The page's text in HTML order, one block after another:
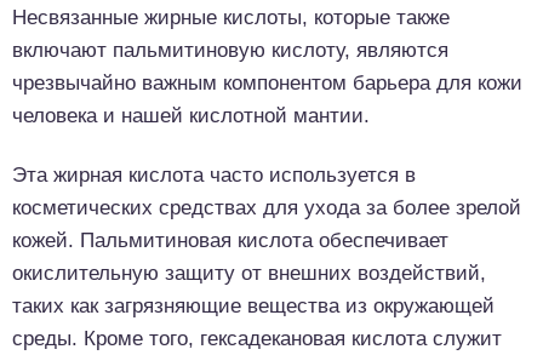
Несвязанные жирные кислоты, которые также
включают пальмитиновую кислоту, являются
чрезвычайно важным компонентом барьера для кожи
человека и нашей кислотной мантии.
Эта жирная кислота часто используется в
косметических средствах для ухода за более зрелой
кожей. Пальмитиновая кислота обеспечивает
окислительную защиту от внешних воздействий,
таких как загрязняющие вещества из окружающей
среды. Кроме того, гексадекановая кислота служит